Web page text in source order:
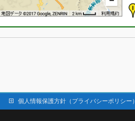
個人情報保護方針（プライバシーポリシー）